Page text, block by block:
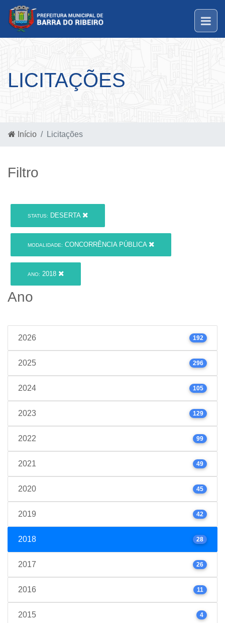
LICITAÇÕES
Início Licitações
Filtro
STATUS: DESERTA
MODALIDADE: CONCORRÊNCIA PÚBLICA
ANO: 2018
Ano
2026 192
2025 296
2024 105
2023 129
2022 99
2021 49
2020 45
2019 42
2018 28
2017 26
2016 11
2015 4